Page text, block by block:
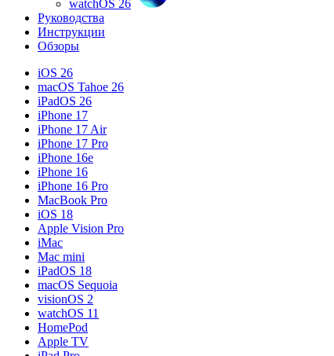
watchOS 26
Руководства
Инструкции
Обзоры
iOS 26
macOS Tahoe 26
iPadOS 26
iPhone 17
iPhone 17 Air
iPhone 17 Pro
iPhone 16e
iPhone 16
iPhone 16 Pro
MacBook Pro
iOS 18
Apple Vision Pro
iMac
Mac mini
iPadOS 18
macOS Sequoia
visionOS 2
watchOS 11
HomePod
Apple TV